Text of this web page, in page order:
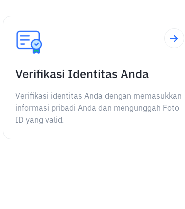
Verifikasi Identitas Anda
Verifikasi identitas Anda dengan memasukkan
informasi pribadi Anda dan mengunggah Foto
ID yang valid.